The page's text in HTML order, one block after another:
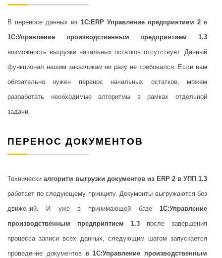
В переносе данных из 1С:ERP Управление предприятием 2в
1С:Управление производственным предприятием 1.3
возможность выгрузки начальных остатков отсутствует. Данный
функционал нашим заказчикам ни разу не требовался. Если вам
обязательно нужен перенос начальных остатков, можем
разработать необходимые алгоритмы в рамках отдельной
задачи.
ПЕРЕНОС ДОКУМЕНТОВ
Техническиалгоритм выгрузки документов из ERP 2 в УПП 1.3
работает по следующему принципу. Документы выгружаются без
движений. И уже в принимающей базе 1С:Управление
производственным предприятием 1.3 после завершения
процесса записи всех данных, следующим шагом запускается
проведение документов в1С:Управление производственным